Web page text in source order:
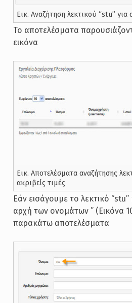
Εικ. Αναζήτηση λεκτικού “stu” για
Το αποτελέσματα
εικόνα
Εικ. Αποτελέσματα αναζήτησης
ακριβείς τιμές
Εάν εισάγουμε το λεκτικό “stu”
αρχή των ονομάτων ” (Εικόνα
παρακάτω αποτελέσματα